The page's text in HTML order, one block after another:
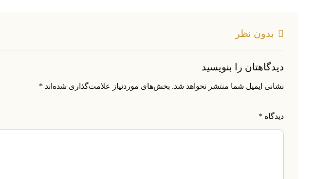
بدون نظر
دیدگاهتان را بنویسید
نشانی ایمیل شما منتشر نخواهد شد. بخش‌های موردنیاز علامت‌گذاری شده‌اند *
دیدگاه *